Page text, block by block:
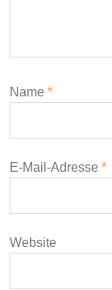
Name *
E-Mail-Adresse *
Website